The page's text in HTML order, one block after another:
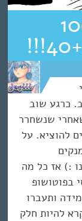
משימת 100
כרגע שוב
שנשחרר
להוציא. על
:) אז כל מה
בפוטושופ
ותעברו
להיות חלק